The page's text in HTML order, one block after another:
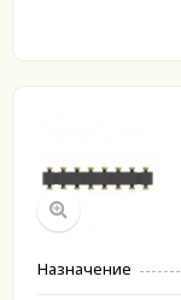
Назначение